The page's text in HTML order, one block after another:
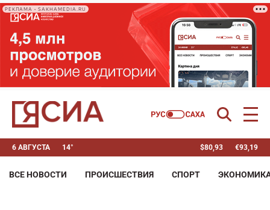
РЕКЛАМА • SAKHAMEDIA.RU
6 АВГУСТА 14° $80,93 €93,19
ВСЕ НОВОСТИ ПРОИСШЕСТВИЯ СПОРТ